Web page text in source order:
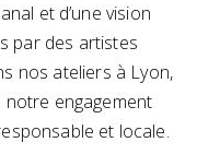
et d’une vision
par des artistes
nos ateliers à Lyon,
engagement
et locale.